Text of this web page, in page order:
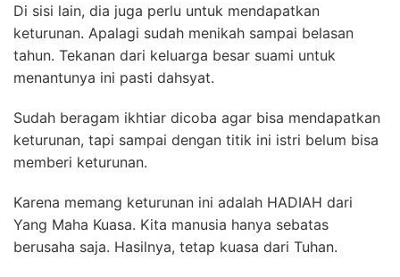
Di sisi lain, dia juga perlu untuk mendapatkan
keturunan. Apalagi sudah menikah sampai belasan
tahun. Tekanan dari keluarga besar suami untuk
menantunya ini pasti dahsyat.
Sudah beragam ikhtiar dicoba agar bisa mendapatkan
keturunan, tapi sampai dengan titik ini istri belum bisa
memberi keturunan.
Karena memang keturunan ini adalah HADIAH dari
Yang Maha Kuasa. Kita manusia hanya sebatas
berusaha saja. Hasilnya, tetap kuasa dari Tuhan.